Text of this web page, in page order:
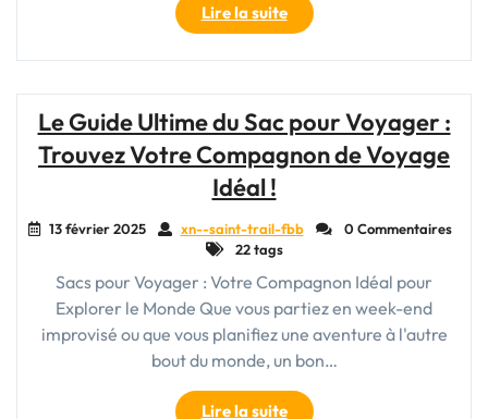
Lire la suite"Trouvez
Votre
Valise
Pas
Cher
Léger"
Le Guide Ultime du Sac pour Voyager :
Trouvez Votre Compagnon de Voyage
Idéal !
13 février 2025 xn--saint-trail-fbb
0 Commentaires
22 tags
Sacs pour Voyager : Votre Compagnon Idéal pour
Explorer le Monde Que vous partiez en week-end
improvisé ou que vous planifiez une aventure à l'autre
bout du monde, un bon…
Lire la suite"Le